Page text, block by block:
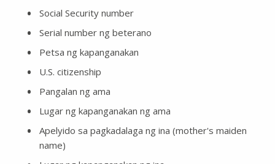
Social Security number
Serial number ng beterano
Petsa ng kapanganakan
U.S. citizenship
Pangalan ng ama
Lugar ng kapanganakan ng ama
Apelyido sa pagkadalaga ng ina (mother's maiden
name)